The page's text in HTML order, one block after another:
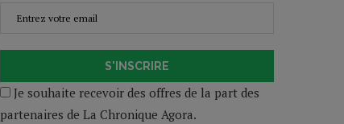
S'INSCRIRE
Je souhaite recevoir des offres de la part des
partenaires de La Chronique Agora.